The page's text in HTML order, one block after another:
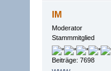
IM
Moderator
Stammmitglied
Beiträge: 7698